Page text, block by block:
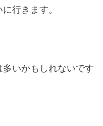
行きます。
いかもしれないです